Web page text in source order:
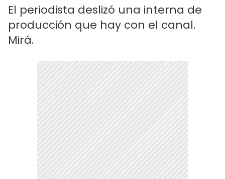
El periodista deslizó una interna de
producción que hay con el canal.
Mirá.